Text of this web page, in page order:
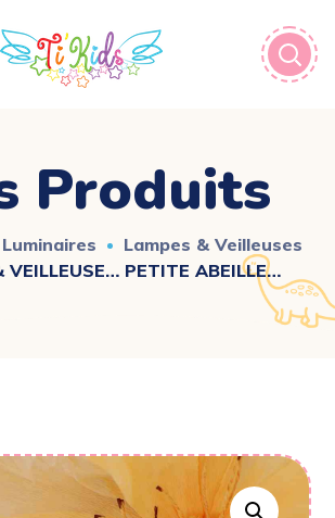
Produits
Luminaires
Lampes & Veilleuses
VEILLEUSE… PETITE ABEILLE…